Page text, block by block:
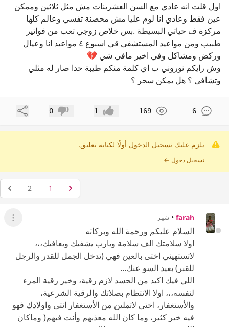
اول قلت انه عادي مع السن العشرينات مش مثل ثلاثين وممكن
عين فقط وعادي انا لوم عليا مش محصنة تفسي وعالم كلها
مركزة ف حياتي البسيطة .بس خلاص زوجي تعب من فواتير
طبيب ومن مواعيد المستشفى قي اسبوع ٤ مواعيد انا وعيال
وركض ومشاكل وفي اخير مافي شي 💔
وش رايكم نوروني ب اي كلمة منكم طيبة حدا صار له مثلي
وتشافى ؟ هل يمكن سحر ؟
6
169 إعجاب 1 عدم إعجاب
0 مشاركة
يلزم عليك تسجيل الدخول أولًا لكتابة تعليق.
تسجيل دخول ←
1
2
farah
• شهر عرض
السلام عليكم ورحمة الله وبركاته
اولا سلامتك الف سلامة ويارب يشفيك ويعافيك،،،
لاتستهيني اختى بالعين فهي (تدخل الجمل للقدر والرجل
للقبر) بعيد السو عنك...
اللي فيك اكيد من الحسد لازم رقية، وخير رقية المرء
لنفسه،،، اولا الانتظام بصلاتك والرقية الشرعية،
والأستغفار، اختي لاتملين من الأستغفار انتى واولادك فهو
فيه خير كثير، وما كان الله معذبهم وأنت فيهم( وماكان